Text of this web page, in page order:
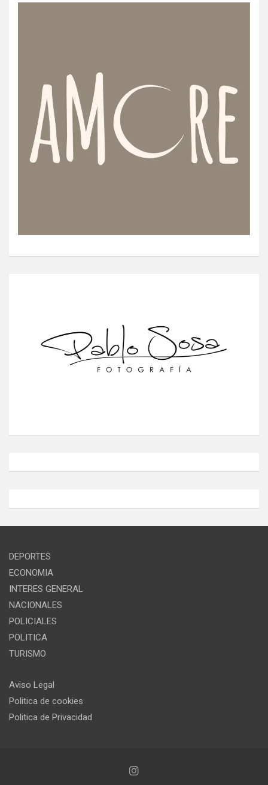
DEPORTES
ECONOMIA
INTERES GENERAL
NACIONALES
POLICIALES
POLITICA
TURISMO
Aviso Legal
Politica de cookies
Politica de Privacidad